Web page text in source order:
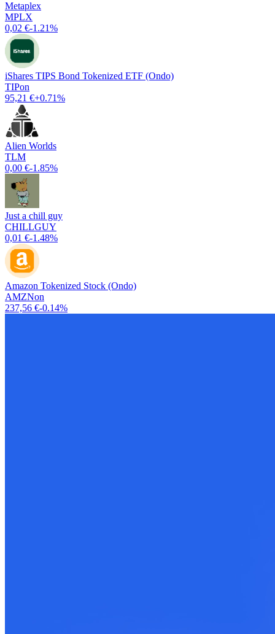
Metaplex
MPLX
0,02 €-1.21%
iShares TIPS Bond Tokenized ETF (Ondo)
TIPon
95,21 €+0.71%
Alien Worlds
TLM
0,00 €-1.85%
Just a chill guy
CHILLGUY
0,01 €-1.48%
Amazon Tokenized Stock (Ondo)
AMZNon
237,56 €-0.14%